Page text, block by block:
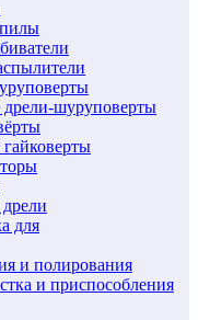
шуруповерты
для
и полирования
и приспособления